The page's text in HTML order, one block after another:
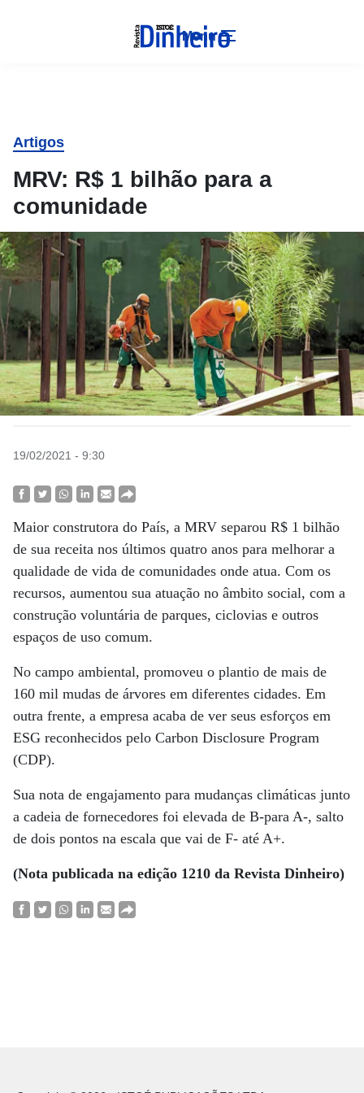
Menu
Artigos
MRV: R$ 1 bilhão para a
comunidade
19/02/2021 - 9:30
Maior construtora do País, a MRV separou R$ 1 bilhão
de sua receita nos últimos quatro anos para melhorar a
qualidade de vida de comunidades onde atua. Com os
recursos, aumentou sua atuação no âmbito social, com a
construção voluntária de parques, ciclovias e outros
espaços de uso comum.
No campo ambiental, promoveu o plantio de mais de
160 mil mudas de árvores em diferentes cidades. Em
outra frente, a empresa acaba de ver seus esforços em
ESG reconhecidos pelo Carbon Disclosure Program
(CDP).
Sua nota de engajamento para mudanças climáticas junto
a cadeia de fornecedores foi elevada de B-para A-, salto
de dois pontos na escala que vai de F- até A+.
(Nota publicada na edição 1210 da Revista Dinheiro)